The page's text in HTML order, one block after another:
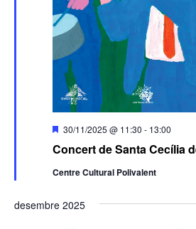
Concert de Santa Cecília
Destacats
30/11/2025 @ 11:30 - 13:00
Centre Cultural Polivalent
desembre 2025